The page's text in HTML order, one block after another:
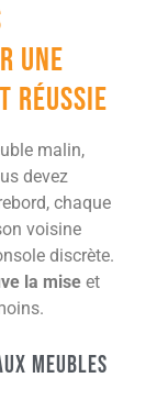
une
réussie
malin,
devez
chaque
voisine
discrète.
la mise et
meubles